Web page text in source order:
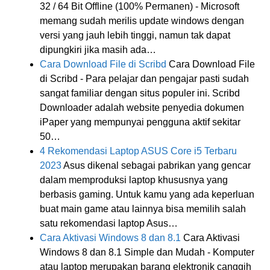
32 / 64 Bit Offline (100% Permanen) - Microsoft
memang sudah merilis update windows dengan
versi yang jauh lebih tinggi, namun tak dapat
dipungkiri jika masih ada…
Cara Download File di Scribd Cara Download File
di Scribd - Para pelajar dan pengajar pasti sudah
sangat familiar dengan situs populer ini. Scribd
Downloader adalah website penyedia dokumen
iPaper yang mempunyai pengguna aktif sekitar
50…
4 Rekomendasi Laptop ASUS Core i5 Terbaru
2023Asus dikenal sebagai pabrikan yang gencar
dalam memproduksi laptop khususnya yang
berbasis gaming. Untuk kamu yang ada keperluan
buat main game atau lainnya bisa memilih salah
satu rekomendasi laptop Asus…
Cara Aktivasi Windows 8 dan 8.1 Cara Aktivasi
Windows 8 dan 8.1 Simple dan Mudah - Komputer
atau laptop merupakan barang elektronik canggih